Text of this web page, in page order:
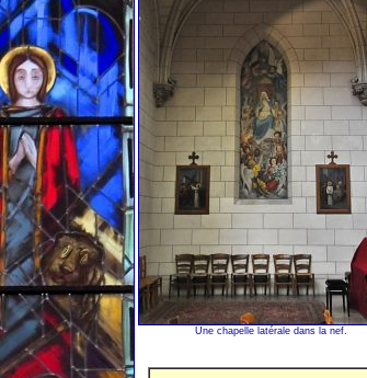
Une chapelle latérale dans la nef.